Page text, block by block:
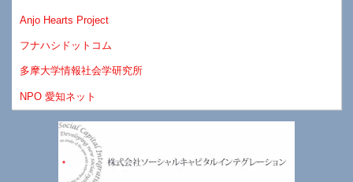
Anjo Hearts Project
フナハシドットコム
多摩大学情報社会学研究所
NPO 愛知ネット